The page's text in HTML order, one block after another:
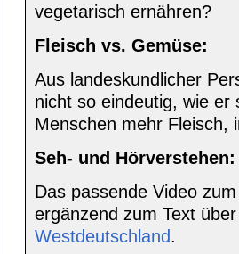
vegetarisch ernähren?
Fleisch vs. Gemüse:
Aus landeskundlicher
nicht so eindeutig, wie
Menschen mehr
Seh- und Hörverstehen:
Das passende Video
ergänzend zum Text
Westdeutschland.